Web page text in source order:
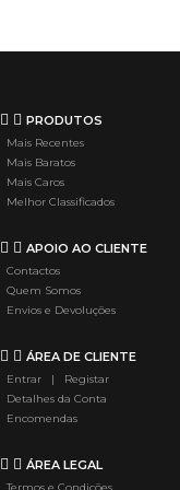
PRODUTOS
Mais Recentes
Mais Baratos
Mais Caros
Melhor Classificados
APOIO AO CLIENTE
Contactos
Quem Somos
Envios e Devoluções
ÁREA DE CLIENTE
Entrar | Registar
Detalhes da Conta
Encomendas
ÁREA LEGAL
Termos e Condições